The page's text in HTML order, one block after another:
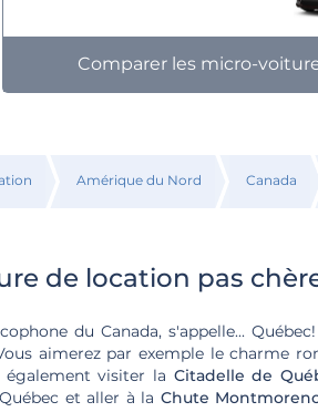
Comparer les micro-
Amérique du Nord Canada
de location pas
du Canada, s'appelle...
aimerez par exemple le charme
visiter la Citadelle de
et aller à la Chute